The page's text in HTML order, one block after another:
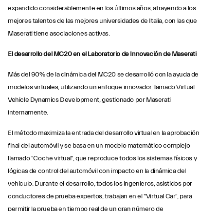
expandido considerablemente en los últimos años, atrayendo a los
mejores talentos de las mejores universidades de Italia, con las que
Maserati tiene asociaciones activas.
El desarrollo del MC20 en el Laboratorio de Innovación de Maserati
Más del 90% de la dinámica del MC20 se desarrolló con la ayuda de
modelos virtuales, utilizando un enfoque innovador llamado Virtual
Vehicle Dynamics Development, gestionado por Maserati
internamente.
El método maximiza la entrada del desarrollo virtual en la aprobación
final del automóvil y se basa en un modelo matemático complejo
llamado "Coche virtual", que reproduce todos los sistemas físicos y
lógicas de control del automóvil con impacto en la dinámica del
vehículo. Durante el desarrollo, todos los ingenieros, asistidos por
conductores de prueba expertos, trabajan en el "Virtual Car", para
permitir la prueba en tiempo real de un gran número de